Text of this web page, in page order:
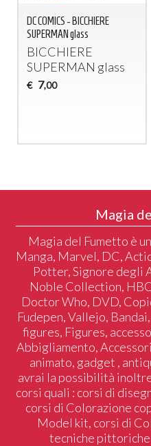
DC COMICS - BICCHIERE
SUPERMAN glass
BICCHIERE
SUPERMAN glass
€ 7,00
Magia
Magia del Fumetto è
Manga, Marvel, DC,
Potter, Signore degli
Noble Collection,
Doctor Who, DVD,
Fudepen, Vallejo,
figures, Figures,
Abbigliamento,
animato, gadget ,
avrai la possibilità
corsi quali : corsi di
corsi di Colorazione
Model kit, corsi di
tecniche